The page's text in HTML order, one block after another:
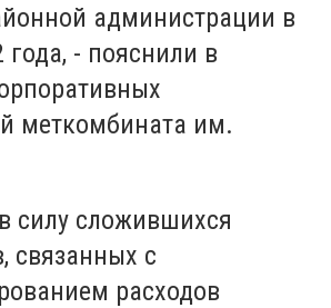
администрации в
года, - пояснили в
меткомбината им.
силу сложившихся
связанных с
расходов